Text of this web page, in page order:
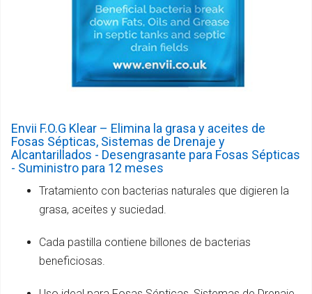
Envii F.O.G Klear – Elimina la grasa y aceites de
Fosas Sépticas, Sistemas de Drenaje y
Alcantarillados - Desengrasante para Fosas Sépticas
- Suministro para 12 meses
Tratamiento con bacterias naturales que digieren la
grasa, aceites y suciedad.
Cada pastilla contiene billones de bacterias
beneficiosas.